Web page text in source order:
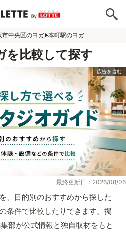
市中央区のヨガ 本町駅のヨガ
を比較して探す
最終更新日：2026/08/06
、目的別のおすすめから探した
条件で比較したりできます。掲
部が公式情報と独自取材をもと